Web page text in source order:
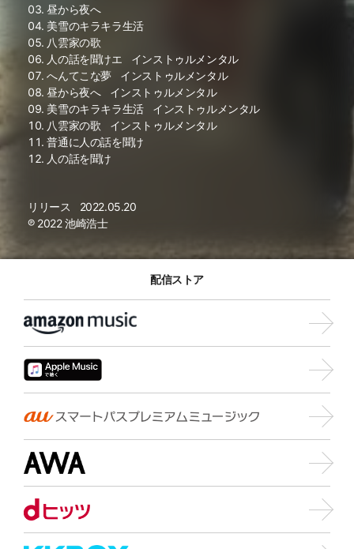
昼から夜へ
美雪のキラキラ生活
八雲家の歌
人の話を聞けエ
インストゥルメンタル
へんてこな夢
インストゥルメンタル
昼から夜へ
インストゥルメンタル
美雪のキラキラ生活
インストゥルメンタル
八雲家の歌
インストゥルメンタル
普通に人の話を聞け
人の話を聞け
リリース
2022.05.20
℗ 2022 池崎浩士
配信ストア